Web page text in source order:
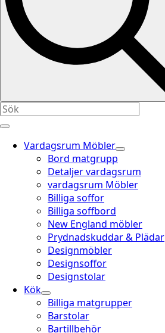
Vardagsrum Möbler
Bord matgrupp
Detaljer vardagsrum
vardagsrum Möbler
Billiga soffor
Billiga soffbord
New England möbler
Prydnadskuddar & Plädar
Designmöbler
Designsoffor
Designstolar
Kök
Billiga matgrupper
Barstolar
Bartillbehör